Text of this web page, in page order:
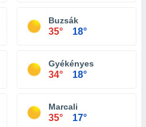
Buzsák
35° 18°
Gyékényes
34° 18°
Marcali
35° 17°